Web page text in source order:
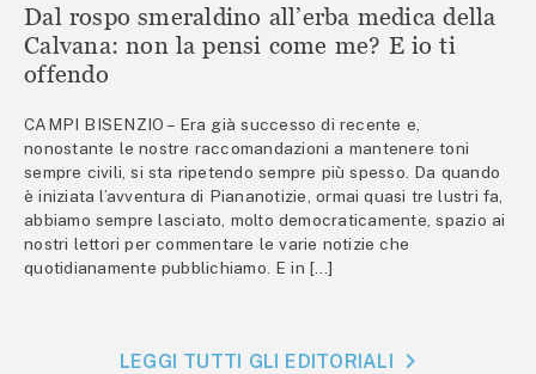
Dal rospo smeraldino all’erba medica della
Calvana: non la pensi come me? E io ti
offendo
CAMPI BISENZIO – Era già successo di recente e,
nonostante le nostre raccomandazioni a mantenere toni
sempre civili, si sta ripetendo sempre più spesso. Da quando
è iniziata l’avventura di Piananotizie, ormai quasi tre lustri fa,
abbiamo sempre lasciato, molto democraticamente, spazio ai
nostri lettori per commentare le varie notizie che
quotidianamente pubblichiamo. E in […]
LEGGI TUTTI GLI EDITORIALI